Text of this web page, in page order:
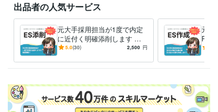
出品者の人気サービス
元大手採用担当が1度で内定
に近付く明確添削します 誰
よりも分かり易いES・自己P
削！
5.0(30) 2,500 円
元大
R・
手採